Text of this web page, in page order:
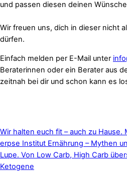
und passen diesen deinen
Wir freuen uns, dich in dieser nicht
dürfen.
Einfach melden per E-Mail unter
Beraterinnen oder ein Berater aus
zeitnah bei dir und schon kann es
Wir halten euch fit – auch zu
erpse Institut Ernährung – Mythen
Lupe. Von Low Carb, High Carb
Ketogene